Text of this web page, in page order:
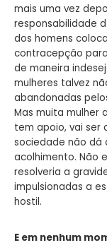
mais uma vez
responsabilidade
dos homens
contracepção
de maneira
mulheres talvez
abandonadas
Mas muita mulher
tem apoio, vai ser
sociedade não dá
acolhimento. Não
resolveria a
impulsionadas a
hostil.
E em nenhum